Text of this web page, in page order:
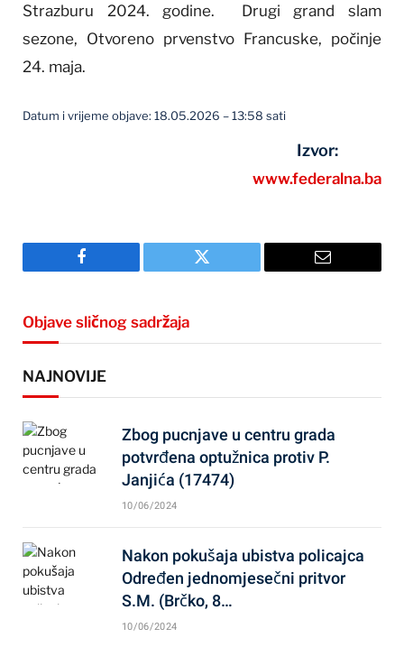
Strazburu 2024. godine. Drugi grand slam
sezone, Otvoreno prvenstvo Francuske, počinje
24. maja.
Datum i vrijeme objave: 18.05.2026 – 13:58 sati
Izvor:
www.federalna.ba
Facebook Twitter Email
Objave sličnog sadržaja
NAJNOVIJE
Zbog pucnjave u centru grada
potvrđena optužnica protiv P.
Janjića (17474)
10/06/2024
Nakon pokušaja ubistva policajca
Određen jednomjesečni pritvor
S.M. (Brčko, 8…
10/06/2024